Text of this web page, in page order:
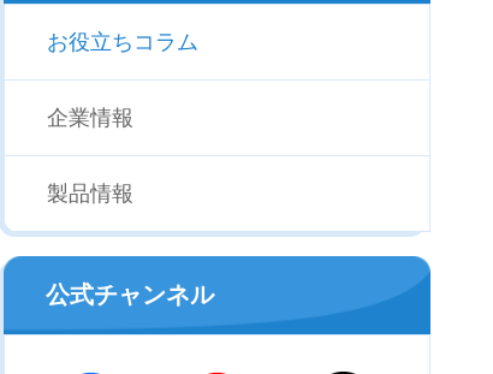
お役立ちコラム
企業情報
製品情報
公式チャンネル